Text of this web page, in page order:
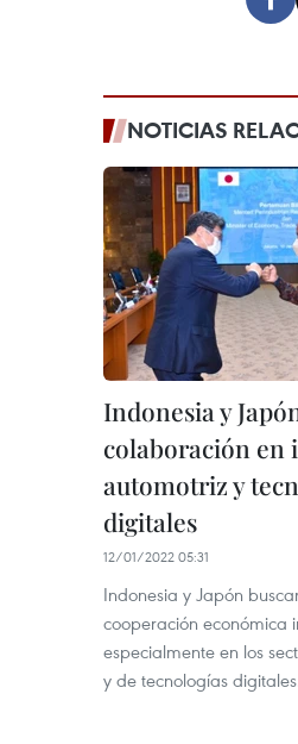
NOTICIAS
Indonesia y
colaboración en
automotriz y
digitales
12/01/2022 05:31
Indonesia y Japón
cooperación económica
especialmente en los
y de tecnologías